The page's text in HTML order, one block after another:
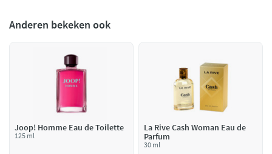
Anderen bekeken ook
Joop! Homme Eau de Toilette
125 ml
La Rive Cash Woman Eau de
Parfum
30 ml